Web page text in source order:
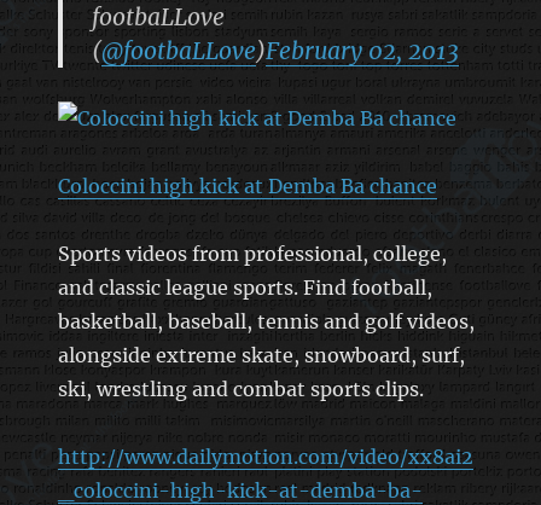
footbaLLove
(@footbaLLove)February 02, 2013
Coloccini high kick at Demba Ba chance
Sports videos from professional, college,
and classic league sports. Find football,
basketball, baseball, tennis and golf videos,
alongside extreme skate, snowboard, surf,
ski, wrestling and combat sports clips.
http://www.dailymotion.com/video/xx8ai2
_coloccini-high-kick-at-demba-ba-